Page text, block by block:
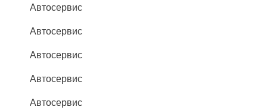
Автосервис
Автосервис
Автосервис
Автосервис
Автосервис